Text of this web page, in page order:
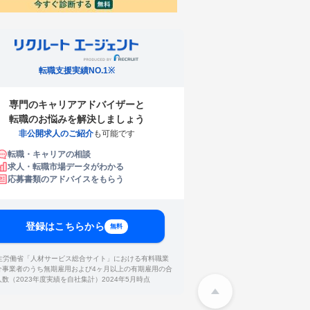
転職支援実績NO.1※
専門のキャリアアドバイザーと
転職のお悩みを解決しましょう
非公開求人のご紹介も可能です
転職・キャリアの相談
求人・転職市場データがわかる
応募書類のアドバイスをもらう
登録はこちらから 無料
働省「人材サービス総合サイト」における有料職業
事業者のうち無期雇用および4ヶ月以上の有期雇用の合
数（2023年度実績を自社集計）2024年5月時点